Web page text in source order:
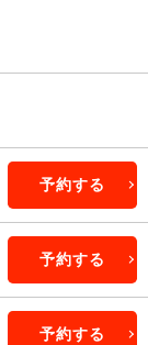
予約する
予約する
予約する